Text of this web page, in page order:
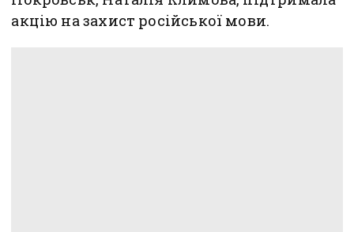
акцію на захист російської мови.